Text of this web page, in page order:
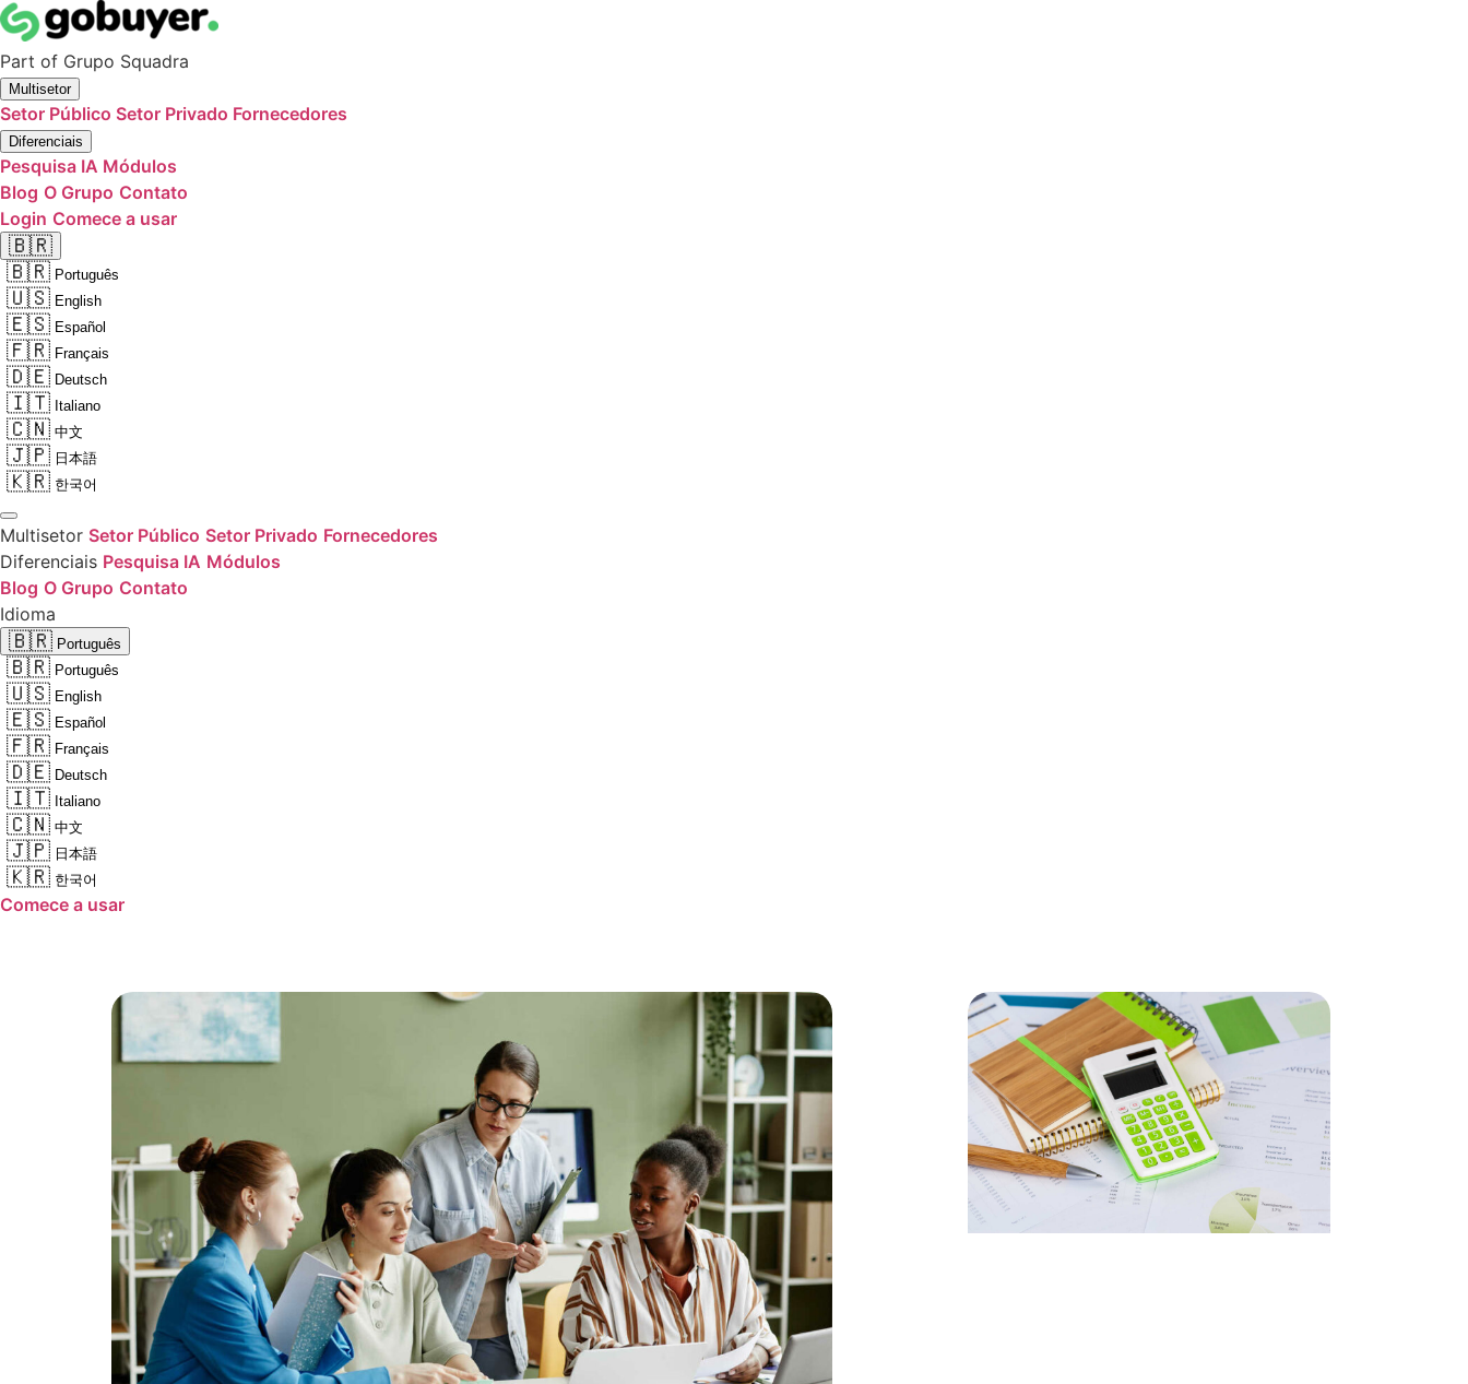
Part of Grupo Squadra
Multisetor
Setor Público Setor Privado Fornecedores
Diferenciais
Pesquisa IA Módulos
Blog O Grupo Contato
Login Comece a usar
🇧🇷
🇧🇷 Português
🇺🇸 English
🇪🇸 Español
🇫🇷 Français
🇩🇪 Deutsch
🇮🇹 Italiano
🇨🇳 中文
🇯🇵 日本語
🇰🇷 한국어
Multisetor Setor Público Setor Privado Fornecedores
Diferenciais Pesquisa IA Módulos
Blog O Grupo Contato
Idioma
🇧🇷 Português
🇧🇷 Português
🇺🇸 English
🇪🇸 Español
🇫🇷 Français
🇩🇪 Deutsch
🇮🇹 Italiano
🇨🇳 中文
🇯🇵 日本語
🇰🇷 한국어
Comece a usar